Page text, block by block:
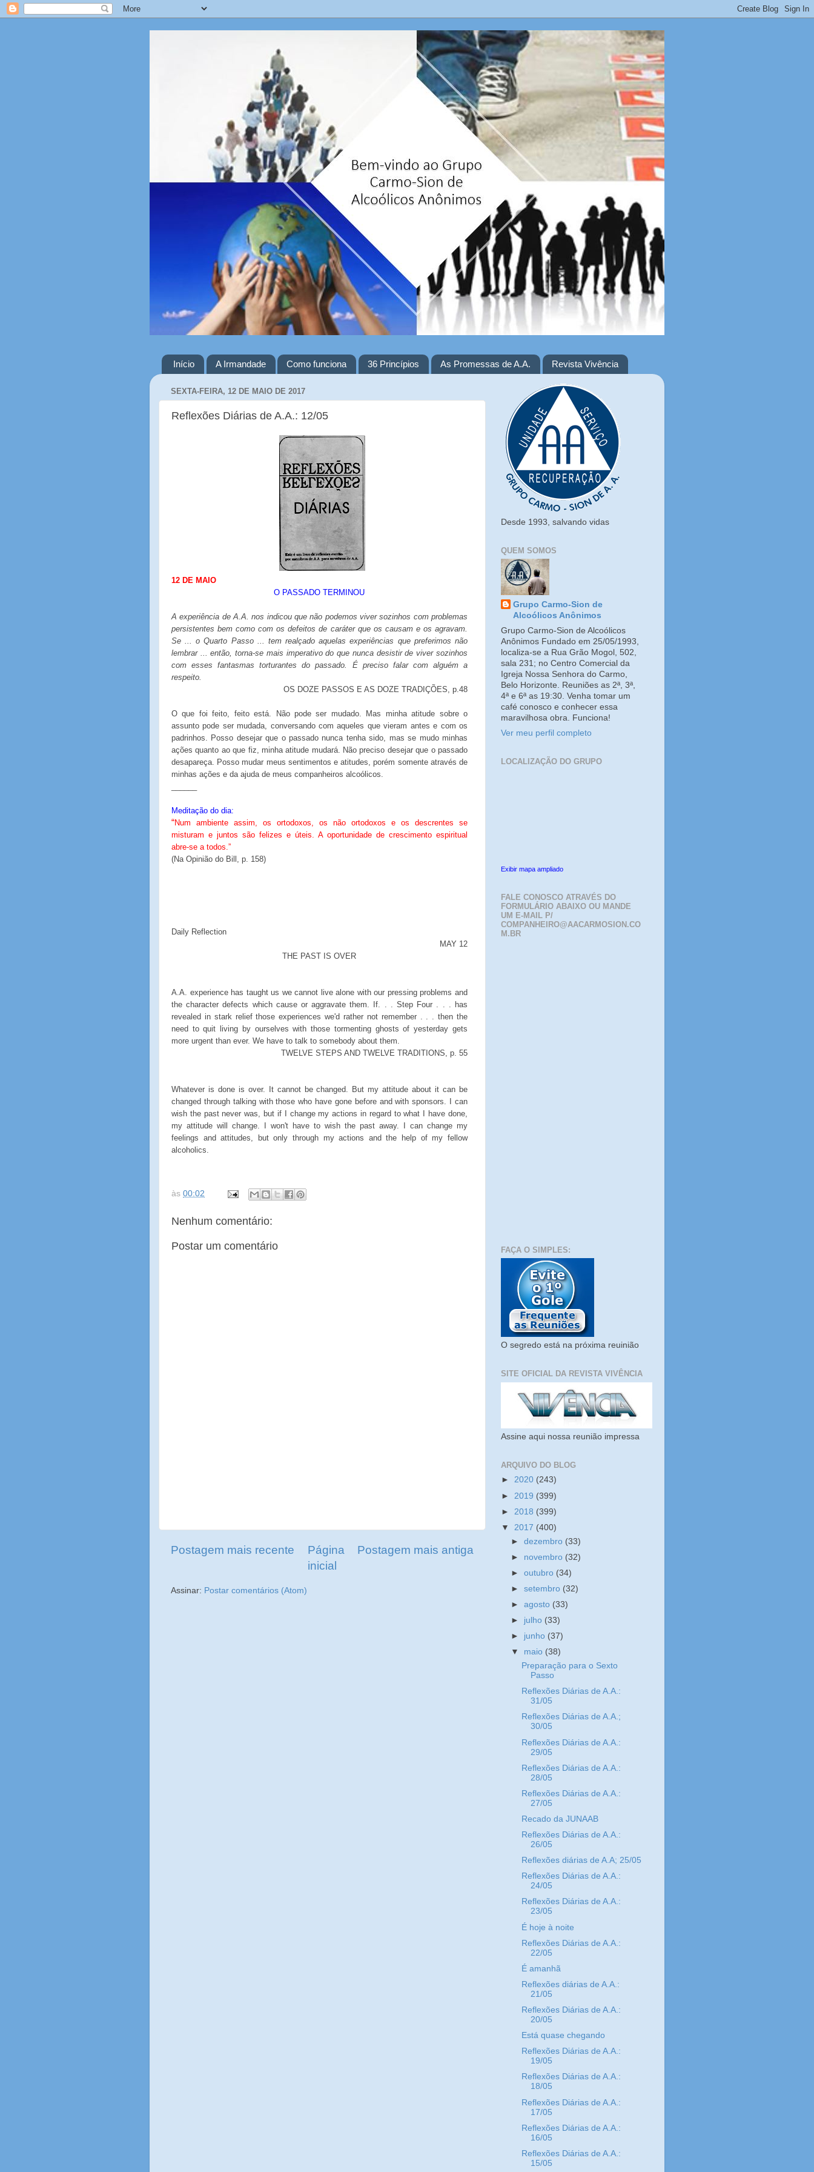
Início A Irmandade Como funciona 36 Princípios As Promessas de A.A. Revista Vivência
SEXTA-FEIRA, 12 DE MAIO DE 2017
Reflexões Diárias de A.A.: 12/05
12 DE MAIO
O PASSADO TERMINOU
A experiência de A.A. nos indicou que não podemos viver sozinhos com problemas
persistentes bem como com os defeitos de caráter que os causam e os agravam.
Se ... o Quarto Passo ... tem realçado aquelas experiências que preferimos não
lembrar ... então, torna-se mais imperativo do que nunca desistir de viver sozinhos
com esses fantasmas torturantes do passado. É preciso falar com alguém a
respeito.
OS DOZE PASSOS E AS DOZE TRADIÇÕES, p.48
O que foi feito, feito está. Não pode ser mudado. Mas minha atitude sobre o
assunto pode ser mudada, conversando com aqueles que vieram antes e com os
padrinhos. Posso desejar que o passado nunca tenha sido, mas se mudo minhas
ações quanto ao que fiz, minha atitude mudará. Não preciso desejar que o passado
desapareça. Posso mudar meus sentimentos e atitudes, porém somente através de
minhas ações e da ajuda de meus companheiros alcoólicos.
Meditação do dia:
“Num ambiente assim, os ortodoxos, os não ortodoxos e os descrentes se
misturam e juntos são felizes e úteis. A oportunidade de crescimento espiritual
abre-se a todos.”
(Na Opinião do Bill, p. 158)
Daily Reflection
MAY 12
THE PAST IS OVER
A.A. experience has taught us we cannot live alone with our pressing problems and
the character defects which cause or aggravate them. If. . . Step Four . . . has
revealed in stark relief those experiences we'd rather not remember . . . then the
need to quit living by ourselves with those tormenting ghosts of yesterday gets
more urgent than ever. We have to talk to somebody about them.
TWELVE STEPS AND TWELVE TRADITIONS, p. 55
Whatever is done is over. It cannot be changed. But my attitude about it can be
changed through talking with those who have gone before and with sponsors. I can
wish the past never was, but if I change my actions in regard to what I have done,
my attitude will change. I won't have to wish the past away. I can change my
feelings and attitudes, but only through my actions and the help of my fellow
alcoholics.
às 00:02
Nenhum comentário:
Postar um comentário
Postagem mais recente Postagem mais antiga
Página
inicial
Assinar: Postar comentários (Atom)
Desde 1993, salvando vidas
QUEM SOMOS
Grupo Carmo-Sion de
Alcoólicos Anônimos
Grupo Carmo-Sion de Alcoólicos
Anônimos Fundado em 25/05/1993,
localiza-se a Rua Grão Mogol, 502,
sala 231; no Centro Comercial da
Igreja Nossa Senhora do Carmo,
Belo Horizonte. Reuniões as 2ª, 3ª,
4ª e 6ª as 19:30. Venha tomar um
café conosco e conhecer essa
maravilhosa obra. Funciona!
Ver meu perfil completo
LOCALIZAÇÃO DO GRUPO
Exibir mapa ampliado
FALE CONOSCO ATRAVÉS DO
FORMULÁRIO ABAIXO OU MANDE
UM E-MAIL P/
COMPANHEIRO@AACARMOSION.CO
M.BR
FAÇA O SIMPLES:
O segredo está na próxima reuinião
SITE OFICIAL DA REVISTA VIVÊNCIA
Assine aqui nossa reunião impressa
ARQUIVO DO BLOG
► 2020 (243)
► 2019 (399)
► 2018 (399)
▼ 2017 (400)
►dezembro (33)
► novembro (32)
►outubro (34)
►setembro (32)
►agosto (33)
► julho (33)
► junho (37)
▼ maio (38)
Preparação para o Sexto
Passo
Reflexões Diárias de A.A.:
31/05
Reflexões Diárias de A.A.;
30/05
Reflexões Diárias de A.A.:
29/05
Reflexões Diárias de A.A.:
28/05
Reflexões Diárias de A.A.:
27/05
Recado da JUNAAB
Reflexões Diárias de A.A.:
26/05
Reflexões diárias de A.A; 25/05
Reflexões Diárias de A.A.:
24/05
Reflexões Diárias de A.A.:
23/05
É hoje à noite
Reflexões Diárias de A.A.:
22/05
É amanhã
Reflexões diárias de A.A.:
21/05
Reflexões Diárias de A.A.:
20/05
Está quase chegando
Reflexões Diárias de A.A.:
19/05
Reflexões Diárias de A.A.:
18/05
Reflexões Diárias de A.A.:
17/05
Reflexões Diárias de A.A.:
16/05
Reflexões Diárias de A.A.:
15/05